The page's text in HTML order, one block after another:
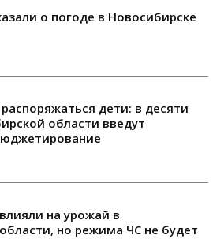
о погоде в Новосибирске
дети: в десяти
области введут
на урожай в
но режима ЧС не будет